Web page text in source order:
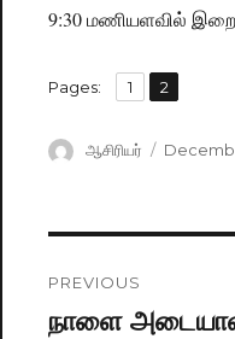
9:30 மணியளவில்
Pages: Page
1 ,
Page
2
Author
ஆசிரியர்
Posted
navigation
PREVIOUS
Previous
நாளை